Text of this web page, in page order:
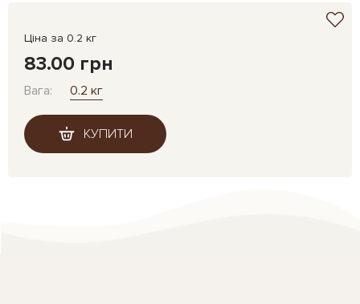
Ціна за 0.2 кг
83.00 грн
Вага: 0.2 кг
КУПИТИ